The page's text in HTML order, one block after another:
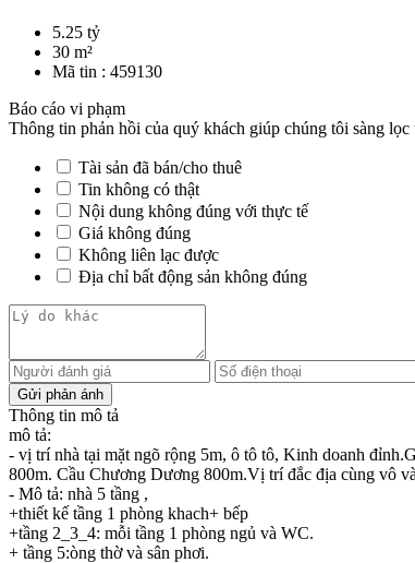
5.25 tỷ
30 m²
Mã tin : 459130
Báo cáo vi phạm
Thông tin phản hồi của quý khách giúp chúng tôi sàng
Tài sản đã bán/cho thuê
Tin không có thật
Nội dung không đúng với thực tế
Giá không đúng
Không liên lạc được
Địa chỉ bất động sản không đúng
Thông tin mô tả
mô tả:
- vị trí nhà tại mặt ngõ rộng 5m, ô tô tô, Kinh doanh
800m. Cầu Chương Dương 800m.Vị trí đắc địa cùng vô
- Mô tả: nhà 5 tầng ,
+thiết kế tầng 1 phòng khach+ bếp
+tầng 2_3_4: mỗi tầng 1 phòng ngủ và WC.
+ tầng 5:òng thờ và sân phơi.